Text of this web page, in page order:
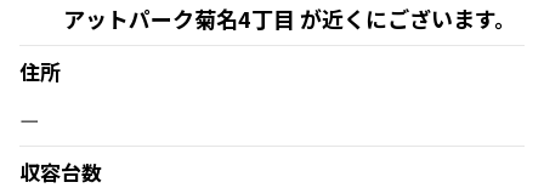
アットパーク菊名4丁目 が近くにございます。
住所
ー
収容台数